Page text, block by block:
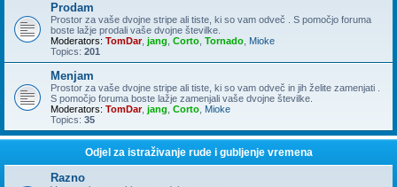
Prodam
Prostor za vaše dvojne stripe ali tiste, ki so vam odveč . S pomočjo foruma
boste lažje prodali vaše dvojne številke.
Moderators: TomDar, jang Corto Tornado Mioke
Topics: 201
Menjam
Prostor za vaše dvojne stripe ali tiste, ki so vam odveč in jih želite zamenjati .
S pomočjo foruma boste lažje zamenjali vaše dvojne številke.
Moderators: TomDar, jang Corto Mioke
Topics: 35
Odjel za istraživanje rude i gubljenje vremena
Razno